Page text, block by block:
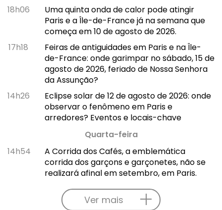
18h06
Uma quinta onda de calor pode atingir
Paris e a Île-de-France já na semana que
começa em 10 de agosto de 2026.
17h18
Feiras de antiguidades em Paris e na Île-
de-France: onde garimpar no sábado, 15 de
agosto de 2026, feriado de Nossa Senhora
da Assunção?
14h26
Eclipse solar de 12 de agosto de 2026: onde
observar o fenômeno em Paris e
arredores? Eventos e locais-chave
Quarta-feira
14h54
A Corrida dos Cafés, a emblemática
corrida dos garçons e garçonetes, não se
realizará afinal em setembro, em Paris.
Ver mais